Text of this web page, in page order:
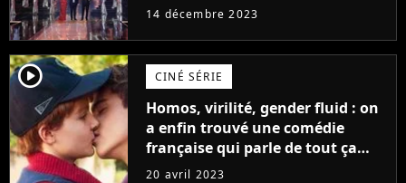
14 décembre 2023
player2 CINÉ SÉRIE
Homos, virilité, gender fluid : on
a enfin trouvé une comédie
française qui parle de tout ça
sans être super ringarde
20 avril 2023